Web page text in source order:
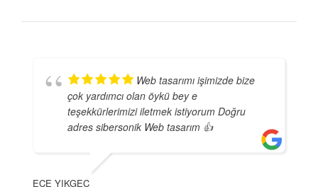
Web tasarımı işimizde bize
çok yardımcı olan öykü bey e
teşekkürlerimizi iletmek istiyorum Doğru
adres sibersonik Web tasarım 👍
ECE YIKGEÇ